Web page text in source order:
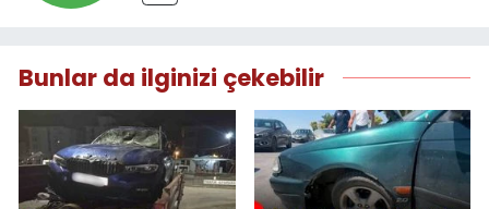
Bunlar da ilginizi çekebilir